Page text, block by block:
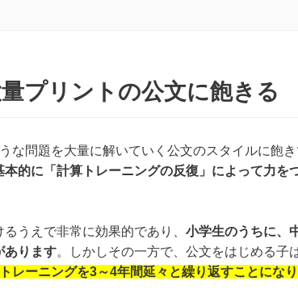
プリントの公文に飽きる
な問題を大量に解いていく公文のスタイルに飽
本的に「計算トレーニングの反復」によって力を
うえで非常に効果的であり、 小学生のうちに、
あります。しかしその一方で、公文をはじめる子
レーニングを3～4年間延々と繰り返すことにな